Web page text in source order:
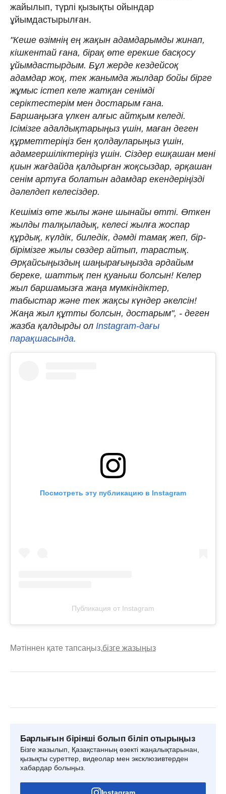
жайылып, түрлі қызықты ойындар
ұйымдастырылған.
"Кеше өзімнің ең жақын адамдарымды жинап,
кішкентай ғана, бірақ өте ерекше басқосу
ұйымдастырдым. Бұл жерде кездейсоқ
адамдар жоқ, тек жанымда жылдар бойы бірге
жұмыс істеп келе жатқан сенімді
серіктестерім мен достарым ғана.
Баршаңызға үлкен алғыс айтқым келеді.
Ісімізге адалдықтарыңыз үшін, маған деген
құрметтеріңіз бен қолдауларыңыз үшін,
адамгершіліктеріңіз үшін. Сіздер ешқашан мені
қиын жағдайда қалдырған жоқсыздар, әрқашан
сенім артуға болатын адамдар екендеріңізді
дәлелдеп келесіздер.
Кешіміз өте жылы және шынайы өтті. Өткен
жылды талқыладық, келесі жылға жоспар
құрдық, күлдік, биледік, дәмді тамақ жеп, бір-
бірімізге жылы сөздер айтып, тарастық.
Әрқайсыңыздың шаңырағыңызда әрдайым
береке, шаттық пен қуаныш болсын! Келер
жыл баршамызға жаңа мүмкіндіктер,
табыстар және тек жақсы күндер әкелсін!
Жаңа жыл құтты болсын, достарым", - деген
жазба қалдырды ол Instagram-дағы
парақшасында.
Посмотреть эту публикацию в Instagram
Публикация от Instagram
Мәтіннен қате тапсаңыз,бізге жазыңыз
Барлығын бірінші болып біліп отырыңыз
Бізге жазылып, Қазақстанның өзекті жаңалықтарынан,
қызықты суреттер, видеолар мен эксклюзивтерден
хабардар болыңыз.
Instagram